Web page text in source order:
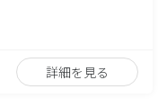
詳細を見る